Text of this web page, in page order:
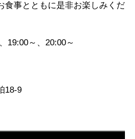
食事とともに是非お楽しみくだ
19:00～、20:00～
18-9